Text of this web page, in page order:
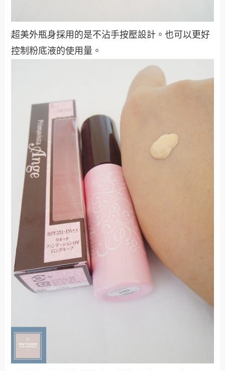
超美外瓶身採用的是不沾手按壓設計。也可以更好
控制粉底液的使用量。